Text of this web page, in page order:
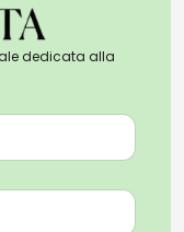
dedicata alla